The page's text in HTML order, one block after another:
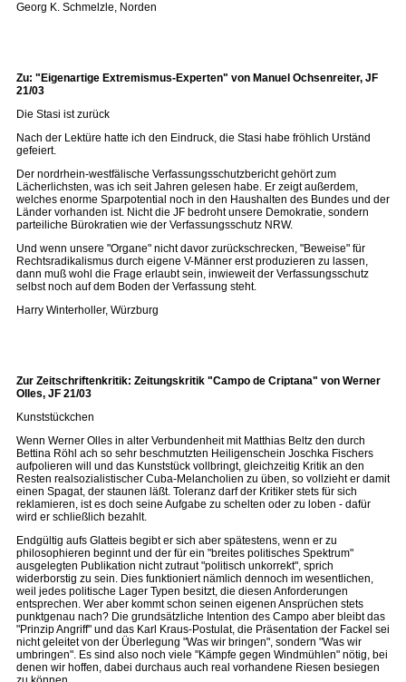
Georg K. Schmelzle, Norden
Zu: "Eigenartige Extremismus-Experten" von Manuel Ochsenreiter, JF
21/03
Die Stasi ist zurück
Nach der Lektüre hatte ich den Eindruck, die Stasi habe fröhlich Urständ
gefeiert.
Der nordrhein-westfälische Verfassungsschutzbericht gehört zum
Lächerlichsten, was ich seit Jahren gelesen habe. Er zeigt außerdem,
welches enorme Sparpotential noch in den Haushalten des Bundes und der
Länder vorhanden ist. Nicht die JF bedroht unsere Demokratie, sondern
parteiliche Bürokratien wie der Verfassungsschutz NRW.
Und wenn unsere "Organe" nicht davor zurückschrecken, "Beweise" für
Rechtsradikalismus durch eigene V-Männer erst produzieren zu lassen,
dann muß wohl die Frage erlaubt sein, inwieweit der Verfassungsschutz
selbst noch auf dem Boden der Verfassung steht.
Harry Winterholler, Würzburg
Zur Zeitschriftenkritik: Zeitungskritik "Campo de Criptana" von Werner
Olles, JF 21/03
Kunststückchen
Wenn Werner Olles in alter Verbundenheit mit Matthias Beltz den durch
Bettina Röhl ach so sehr beschmutzten Heiligenschein Joschka Fischers
aufpolieren will und das Kunststück vollbringt, gleichzeitig Kritik an den
Resten realsozialistischer Cuba-Melancholien zu üben, so vollzieht er damit
einen Spagat, der staunen läßt. Toleranz darf der Kritiker stets für sich
reklamieren, ist es doch seine Aufgabe zu schelten oder zu loben - dafür
wird er schließlich bezahlt.
Endgültig aufs Glatteis begibt er sich aber spätestens, wenn er zu
philosophieren beginnt und der für ein "breites politisches Spektrum"
ausgelegten Publikation nicht zutraut "politisch unkorrekt", sprich
widerborstig zu sein. Dies funktioniert nämlich dennoch im wesentlichen,
weil jedes politische Lager Typen besitzt, die diesen Anforderungen
entsprechen. Wer aber kommt schon seinen eigenen Ansprüchen stets
punktgenau nach? Die grundsätzliche Intention des Campo aber bleibt das
"Prinzip Angriff" und das Karl Kraus-Postulat, die Präsentation der Fackel sei
nicht geleitet von der Überlegung "Was wir bringen", sondern "Was wir
umbringen". Es sind also noch viele "Kämpfe gegen Windmühlen" nötig, bei
denen wir hoffen, dabei durchaus auch real vorhandene Riesen besiegen